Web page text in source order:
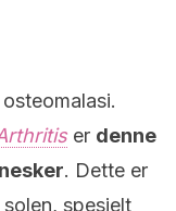
er denne
. Dette er
spesielt